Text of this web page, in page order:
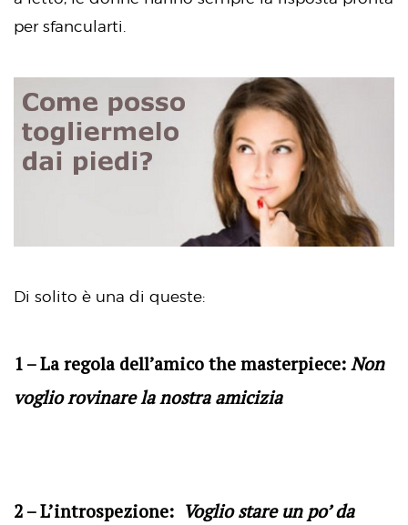
per sfancularti.
Di solito è una di queste:
1 – La regola dell’amico the masterpiece:Non
voglio rovinare la nostra amicizia
2 – L’introspezione: Voglio stare un po’ da